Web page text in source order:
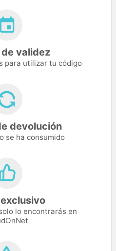
validez
para utilizar tu código
devolución
se ha consumido
lo encontrarás en